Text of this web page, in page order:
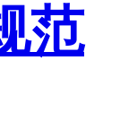
范